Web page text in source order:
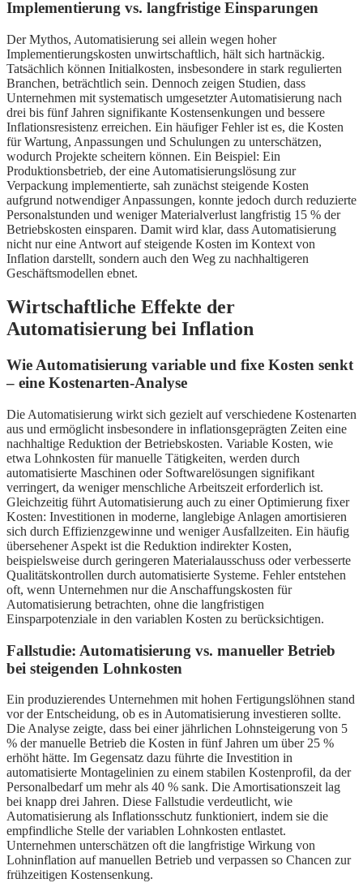
Implementierung vs. langfristige Einsparungen
Der Mythos, Automatisierung sei allein wegen hoher
Implementierungskosten unwirtschaftlich, hält sich hartnäckig.
Tatsächlich können Initialkosten, insbesondere in stark regulierten
Branchen, beträchtlich sein. Dennoch zeigen Studien, dass
Unternehmen mit systematisch umgesetzter Automatisierung nach
drei bis fünf Jahren signifikante Kostensenkungen und bessere
Inflationsresistenz erreichen. Ein häufiger Fehler ist es, die Kosten
für Wartung, Anpassungen und Schulungen zu unterschätzen,
wodurch Projekte scheitern können. Ein Beispiel: Ein
Produktionsbetrieb, der eine Automatisierungslösung zur
Verpackung implementierte, sah zunächst steigende Kosten
aufgrund notwendiger Anpassungen, konnte jedoch durch reduzierte
Personalstunden und weniger Materialverlust langfristig 15 % der
Betriebskosten einsparen. Damit wird klar, dass Automatisierung
nicht nur eine Antwort auf steigende Kosten im Kontext von
Inflation darstellt, sondern auch den Weg zu nachhaltigeren
Geschäftsmodellen ebnet.
Wirtschaftliche Effekte der
Automatisierung bei Inflation
Wie Automatisierung variable und fixe Kosten senkt
– eine Kostenarten-Analyse
Die Automatisierung wirkt sich gezielt auf verschiedene Kostenarten
aus und ermöglicht insbesondere in inflationsgeprägten Zeiten eine
nachhaltige Reduktion der Betriebskosten. Variable Kosten, wie
etwa Lohnkosten für manuelle Tätigkeiten, werden durch
automatisierte Maschinen oder Softwarelösungen signifikant
verringert, da weniger menschliche Arbeitszeit erforderlich ist.
Gleichzeitig führt Automatisierung auch zu einer Optimierung fixer
Kosten: Investitionen in moderne, langlebige Anlagen amortisieren
sich durch Effizienzgewinne und weniger Ausfallzeiten. Ein häufig
übersehener Aspekt ist die Reduktion indirekter Kosten,
beispielsweise durch geringeren Materialausschuss oder verbesserte
Qualitätskontrollen durch automatisierte Systeme. Fehler entstehen
oft, wenn Unternehmen nur die Anschaffungskosten für
Automatisierung betrachten, ohne die langfristigen
Einsparpotenziale in den variablen Kosten zu berücksichtigen.
Fallstudie: Automatisierung vs. manueller Betrieb
bei steigenden Lohnkosten
Ein produzierendes Unternehmen mit hohen Fertigungslöhnen stand
vor der Entscheidung, ob es in Automatisierung investieren sollte.
Die Analyse zeigte, dass bei einer jährlichen Lohnsteigerung von 5
% der manuelle Betrieb die Kosten in fünf Jahren um über 25 %
erhöht hätte. Im Gegensatz dazu führte die Investition in
automatisierte Montagelinien zu einem stabilen Kostenprofil, da der
Personalbedarf um mehr als 40 % sank. Die Amortisationszeit lag
bei knapp drei Jahren. Diese Fallstudie verdeutlicht, wie
Automatisierung als Inflationsschutz funktioniert, indem sie die
empfindliche Stelle der variablen Lohnkosten entlastet.
Unternehmen unterschätzen oft die langfristige Wirkung von
Lohninflation auf manuellen Betrieb und verpassen so Chancen zur
frühzeitigen Kostensenkung.